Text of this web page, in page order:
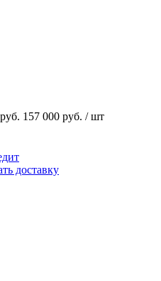
157 000 руб. / шт
доставку